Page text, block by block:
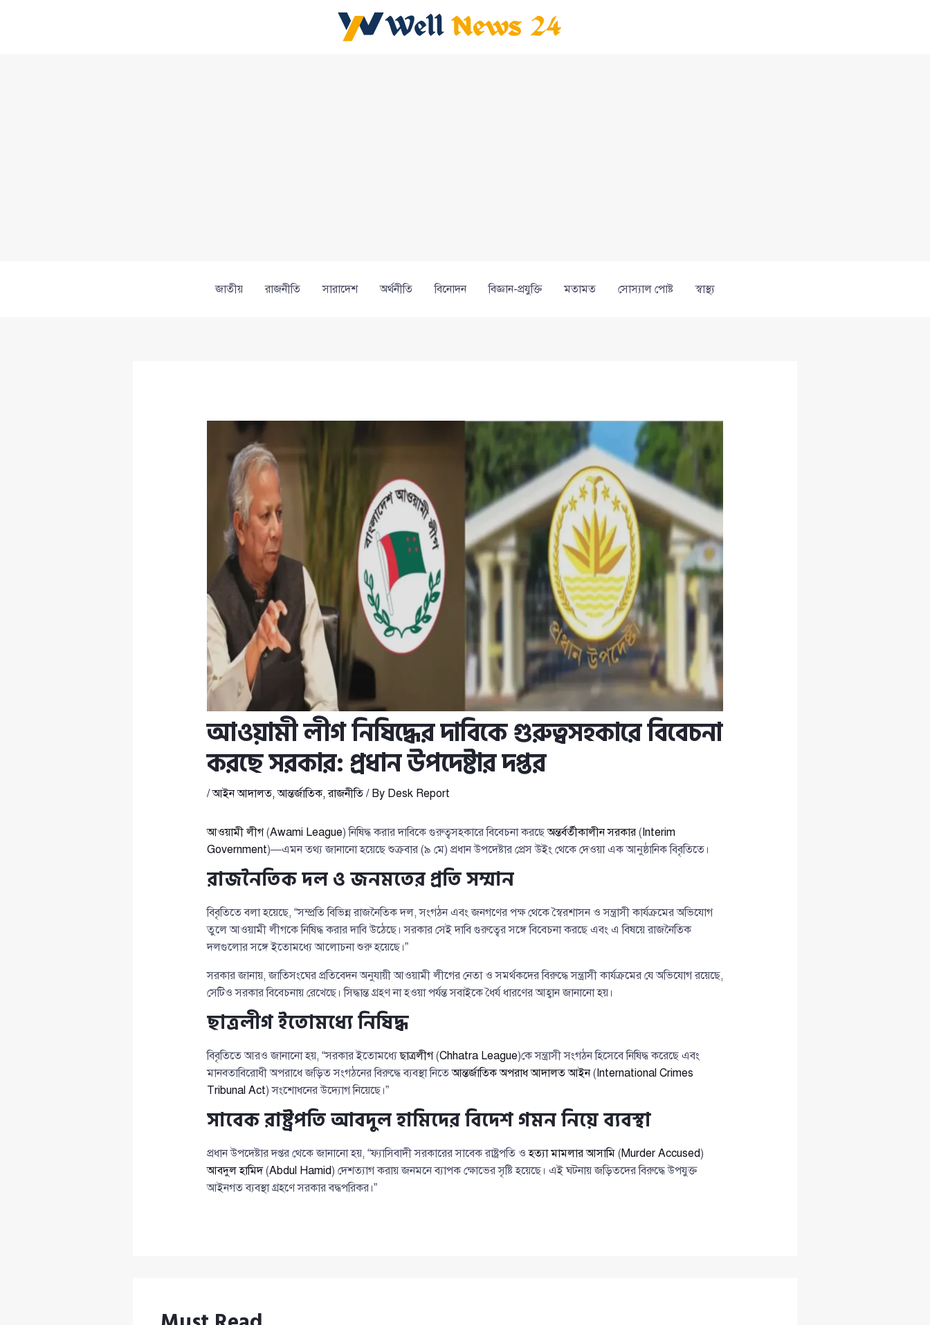
জাতীয় রাজনীতি সারাদেশ অর্থনীতি বিনোদন বিজ্ঞান-প্রযুক্তি মতামত সোস্যাল পোষ্ট স্বাস্থ্য
আওয়ামী লীগ নিষিদ্ধের দাবিকে গুরুত্বসহকারে বিবেচনা
করছে সরকার: প্রধান উপদেষ্টার দপ্তর
/আইন আদালত,আন্তর্জাতিক,রাজনীতি/ By Desk Report
আওয়ামী লীগ(Awami League) নিষিদ্ধ করার দাবিকে গুরুত্বসহকারে বিবেচনা করছেঅন্তর্বর্তীকালীন সরকার(Interim
Government)—এমন তথ্য জানানো হয়েছে শুক্রবার (৯ মে) প্রধান উপদেষ্টার প্রেস উইং থেকে দেওয়া এক আনুষ্ঠানিক বিবৃতিতে।
রাজনৈতিক দল ও জনমতের প্রতি সম্মান
বিবৃতিতে বলা হয়েছে, “সম্প্রতি বিভিন্ন রাজনৈতিক দল, সংগঠন এবং জনগণের পক্ষ থেকে স্বৈরশাসন ও সন্ত্রাসী কার্যক্রমের অভিযোগ
তুলে আওয়ামী লীগকে নিষিদ্ধ করার দাবি উঠেছে। সরকার সেই দাবি গুরুত্বের সঙ্গে বিবেচনা করছে এবং এ বিষয়ে রাজনৈতিক
দলগুলোর সঙ্গে ইতোমধ্যে আলোচনা শুরু হয়েছে।”
সরকার জানায়, জাতিসংঘের প্রতিবেদন অনুযায়ী আওয়ামী লীগের নেতা ও সমর্থকদের বিরুদ্ধে সন্ত্রাসী কার্যক্রমের যে অভিযোগ রয়েছে,
সেটিও সরকার বিবেচনায় রেখেছে। সিদ্ধান্ত গ্রহণ না হওয়া পর্যন্ত সবাইকে ধৈর্য ধারণের আহ্বান জানানো হয়।
ছাত্রলীগ ইতোমধ্যে নিষিদ্ধ
বিবৃতিতে আরও জানানো হয়, “সরকার ইতোমধ্যেছাত্রলীগ(Chhatra League)কে সন্ত্রাসী সংগঠন হিসেবে নিষিদ্ধ করেছে এবং
মানবতাবিরোধী অপরাধে জড়িত সংগঠনের বিরুদ্ধে ব্যবস্থা নিতেআন্তর্জাতিক অপরাধ আদালত আইন(International Crimes
Tribunal Act) সংশোধনের উদ্যোগ নিয়েছে।”
সাবেক রাষ্ট্রপতি আবদুল হামিদের বিদেশ গমন নিয়ে ব্যবস্থা
প্রধান উপদেষ্টার দপ্তর থেকে জানানো হয়, “ফ্যাসিবাদী সরকারের সাবেক রাষ্ট্রপতি ওহত্যা মামলার আসামি(Murder Accused)
আবদুল হামিদ(Abdul Hamid) দেশত্যাগ করায় জনমনে ব্যাপক ক্ষোভের সৃষ্টি হয়েছে। এই ঘটনায় জড়িতদের বিরুদ্ধে উপযুক্ত
আইনগত ব্যবস্থা গ্রহণে সরকার বদ্ধপরিকর।”